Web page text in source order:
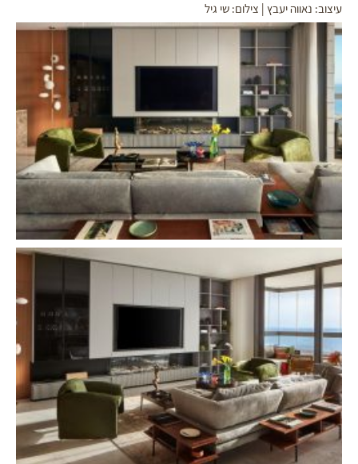
עיצוב: נאווה יעבץ | צילום: שי גיל